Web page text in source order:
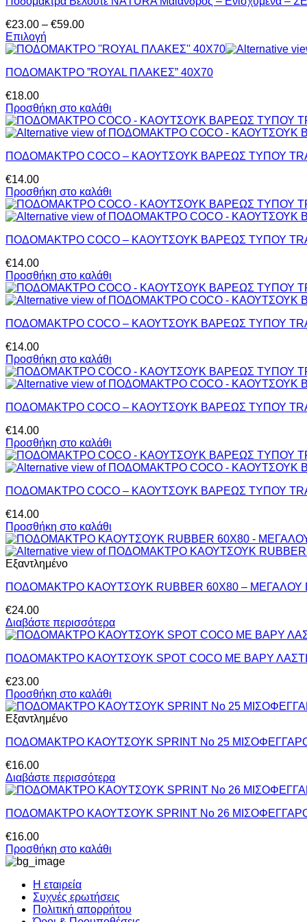
€23.00 – €59.00Price
€23.00
€59.00
Επιλογή
Αυτό
προϊόν
πολλαπλές
παραλλαγές.
Οι
επιλογές
να
στη
σελίδα
του
προϊόντος
ΠΟΔΟΜΑΚΤΡΟ ”ROYAL ΠΛΑΚΕΣ” 40Χ70
€18.00
Προσθήκη στο καλάθι
ΠΟΔΟΜΑΚΤΡΟ COCO – ΚΑΟΥΤΣΟΥΚ ΒΑΡΕΩΣ ΤΥΠΟΥ
€14.00
Προσθήκη στο καλάθι
ΠΟΔΟΜΑΚΤΡΟ COCO – ΚΑΟΥΤΣΟΥΚ ΒΑΡΕΩΣ ΤΥΠΟΥ
€14.00
Προσθήκη στο καλάθι
ΠΟΔΟΜΑΚΤΡΟ COCO – ΚΑΟΥΤΣΟΥΚ ΒΑΡΕΩΣ ΤΥΠΟΥ
€14.00
Προσθήκη στο καλάθι
ΠΟΔΟΜΑΚΤΡΟ COCO – ΚΑΟΥΤΣΟΥΚ ΒΑΡΕΩΣ ΤΥΠΟΥ
€14.00
Προσθήκη στο καλάθι
ΠΟΔΟΜΑΚΤΡΟ COCO – ΚΑΟΥΤΣΟΥΚ ΒΑΡΕΩΣ ΤΥΠΟΥ
€14.00
Προσθήκη στο καλάθι
Εξαντλημένο
ΠΟΔΟΜΑΚΤΡΟ ΚΑΟΥΤΣΟΥΚ RUBBER 60Χ80 – ΜΕΓΑΛΟΥ
€24.00
Διαβάστε περισσότερα
ΠΟΔΟΜΑΚΤΡΟ ΚΑΟΥΤΣΟΥΚ SPOT COCO ΜΕ ΒΑΡΥ
€23.00
Προσθήκη στο καλάθι
Εξαντλημένο
ΠΟΔΟΜΑΚΤΡΟ ΚΑΟΥΤΣΟΥΚ SPRINT No 25
€16.00
Διαβάστε περισσότερα
ΠΟΔΟΜΑΚΤΡΟ ΚΑΟΥΤΣΟΥΚ SPRINT No 26
€16.00
Προσθήκη στο καλάθι
Η εταιρεία
Συχνές ερωτήσεις
Πολιτική απορρήτου